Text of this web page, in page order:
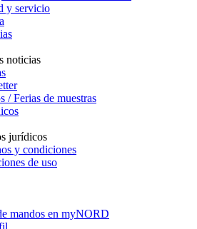
y servicio
noticias
/ Ferias de muestras
jurídicos
y condiciones
de uso
mandos en myNORD